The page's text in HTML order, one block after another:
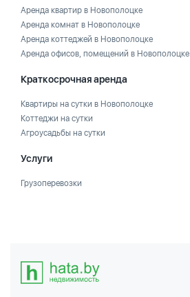
Аренда квартир в Новополоцке
Аренда комнат в Новополоцке
Аренда коттеджей в Новополоцке
Аренда офисов, помещений в Новополоцке
Краткосрочная аренда
Квартиры на сутки в Новополоцке
Коттеджи на сутки
Агроусадьбы на сутки
Услуги
Грузоперевозки